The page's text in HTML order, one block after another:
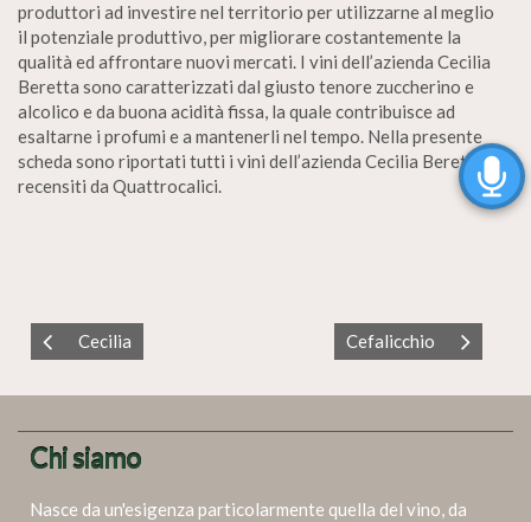
produttori ad investire nel territorio per utilizzarne al meglio
il potenziale produttivo, per migliorare costantemente la
qualità ed affrontare nuovi mercati. I vini dell’azienda Cecilia
Beretta sono caratterizzati dal giusto tenore zuccherino e
alcolico e da buona acidità fissa, la quale contribuisce ad
esaltarne i profumi e a mantenerli nel tempo. Nella presente
scheda sono riportati tutti i vini dell’azienda Cecilia Beretta
recensiti da Quattrocalici.
Cecilia Cefalicchio
Chi siamo
Nasce da un'esigenza particolarmente quella del vino, da